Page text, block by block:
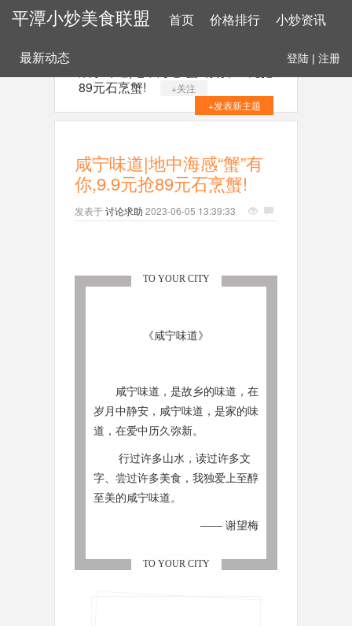
平潭小炒美食联盟 首页 价格排行 小炒资讯
最新动态 登陆 | 注册
89元石烹蟹!
+关注
+发表新主题
咸宁味道|地中海感“蟹”有
你,9.9元抢89元石烹蟹!
发表于讨论求助 2023-06-05 13:39:33
TO YOUR CITY
《咸宁味道》
咸宁味道，是故乡的味道，在
岁月中静安，咸宁味道，是家的味
道，在爱中历久弥新。
行过许多山水，读过许多文
字、尝过许多美食，我独爱上至醇
至美的咸宁味道。
—— 谢望梅
TO YOUR CITY